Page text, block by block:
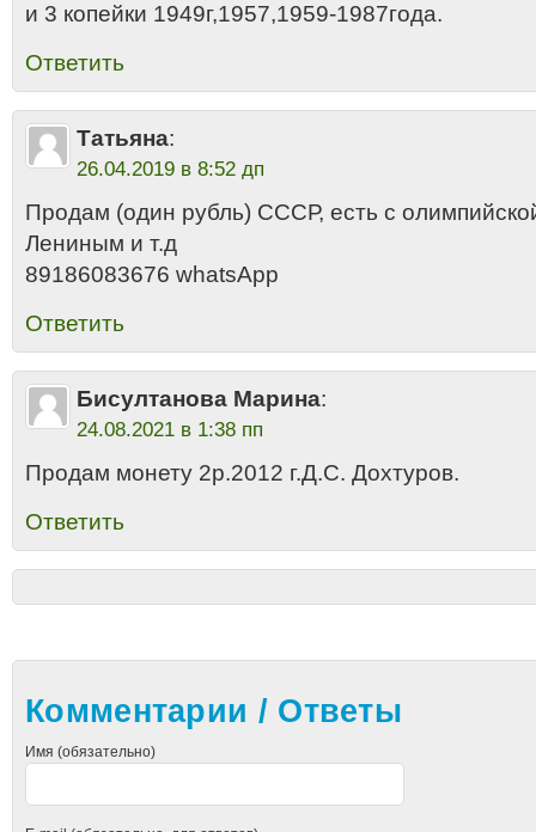
и 3 копейки 1949г,1957,1959-1987года.
Ответить
Татьяна:
26.04.2019 в 8:52 дп
Продам (один рубль) СССР, есть с
Лениным и т.д
89186083676 whatsApp
Ответить
Бисултанова Марина:
24.08.2021 в 1:38 пп
Продам монету 2р.2012 г.Д.С. Дохтуров.
Ответить
Комментарии / Ответы
Имя (обязательно)